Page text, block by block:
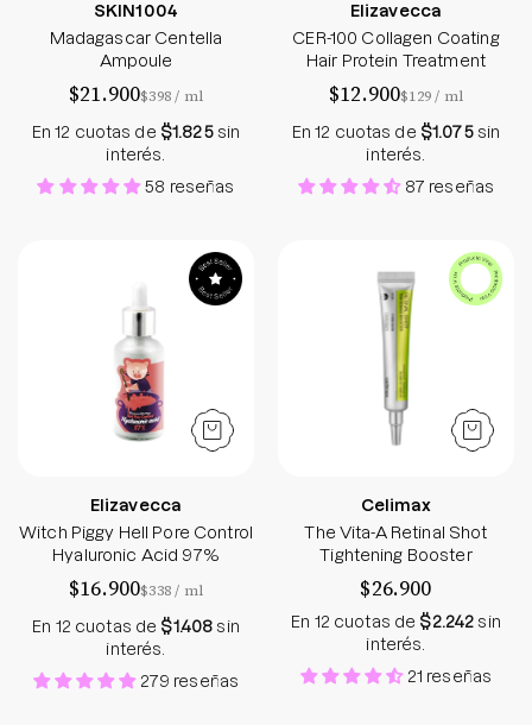
SKIN1004
Madagascar Centella
Ampoule
$21.900$398/ por
ml
En 12 cuotas de $1.825sin
interés.
58 reseñas
Elizavecca
CER-100 Collagen Coating
Hair Protein Treatment
$12.900$129/ por
ml
En 12 cuotas de $1.075sin
interés.
87 reseñas
Witch Piggy Hell Pore Control Hyaluronic Acid
Elizavecca
Witch Piggy Hell Pore Control
Hyaluronic Acid 97%
$16.900$338/ por
ml
En 12 cuotas de $1.408sin
interés.
279 reseñas
The Vita - A
Celimax
The Vita-A Retinal Shot
Tightening Booster
$26.900
En 12 cuotas de $2.242sin
interés.
21 reseñas